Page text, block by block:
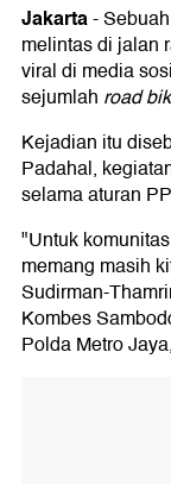
Jakarta-
melintas di jalan
viral di media
sejumlah road
Kejadian itu
Padahal,
selama aturan
"Untuk
memang masih
Sudirman-
Kombes
Polda Metro